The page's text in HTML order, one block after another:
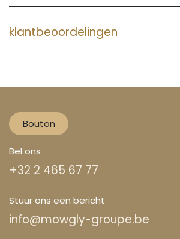
klantbeoordelingen
Bouton
Bel ons
+32 2 465 67 77
Stuur ons een bericht
info@mowgly-groupe.be